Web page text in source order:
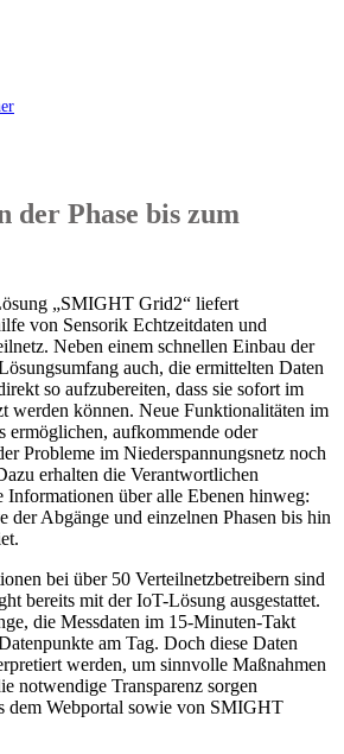
der Phase bis zum
„SMIGHT Grid2“ liefert
von Sensorik Echtzeitdaten und
Neben einem schnellen Einbau der
auch, die ermittelten Daten
so aufzubereiten, dass sie sofort im
werden können. Neue Funktionalitäten im
ermöglichen, aufkommende oder
Probleme im Niederspannungsnetz noch
erhalten die Verantwortlichen
Informationen über alle Ebenen hinweg:
der Abgänge und einzelnen Phasen bis hin
bei über 50 Verteilnetzbetreibern sind
bereits mit der IoT-Lösung ausgestattet.
die Messdaten im 15-Minuten-Takt
am Tag. Doch diese Daten
werden, um sinnvolle Maßnahmen
notwendige Transparenz sorgen
dem Webportal sowie von SMIGHT